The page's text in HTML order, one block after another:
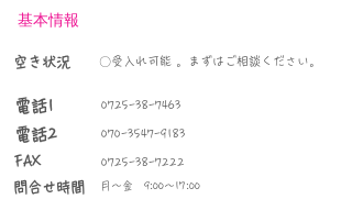
基本情報
空き状況 〇受入れ可能 。まずはご相談ください。
​電話1 0725-38-7463
電話2 070-3547-9183
FAX 0725-38-7222
問合せ時間 月～金 9:00～17:00